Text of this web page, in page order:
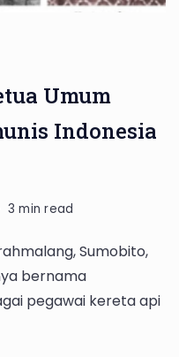
Umum
Indonesia
3 min read
Sumobito,
bernama
pegawai kereta api